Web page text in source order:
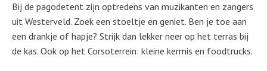
Bij de pagodetent zijn optredens van muzikanten en zangers
uit Westerveld. Zoek een stoeltje en geniet. Ben je toe aan
een drankje of hapje? Strijk dan lekker neer op het terras bij
de kas. Ook op het Corsoterrein: kleine kermis en foodtrucks.